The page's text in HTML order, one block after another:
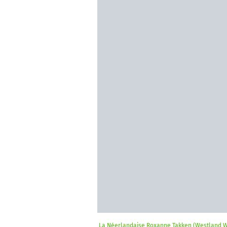
La Néerlandaise Roxanne Takken